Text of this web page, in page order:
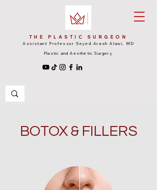
THE PLASTIC SURGEON
Assistant Professor Seyed Arash Alawi, MD
Plastic and Aesthetic Surgery
BOTOX & FILLERS